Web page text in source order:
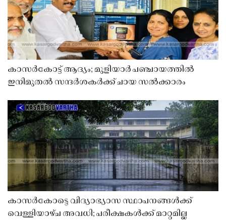
കാസർകോട്ട് ആദ്യം; മുളിയാർ പഞ്ചായത്തിൽ
ഇനിമുതൽ സന്ദർശകർക്ക് ചായ സൽക്കാരം
കാസർകോട്ടെ വിദ്യാഭ്യാസ സ്ഥാപനങ്ങൾക്ക്
വെള്ളിയാഴ്ച അവധി; പരീക്ഷകൾക്ക് മാറ്റമില്ല